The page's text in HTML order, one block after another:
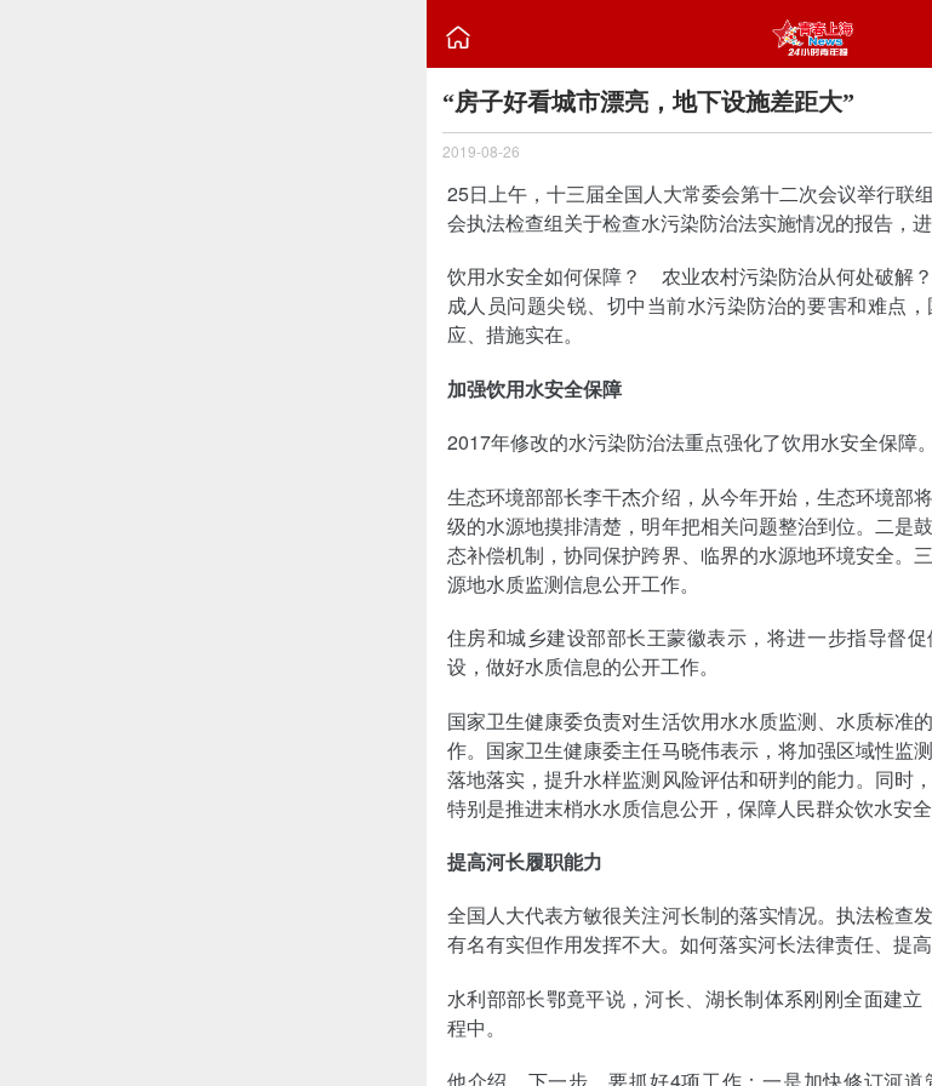

“房子好看城市漂亮，地下设施差距大”
2019-08-26
25日上午，十三届全国人大常委会第十二次会议举行联
会执法检查组关于检查水污染防治法实施情况的报告，进
饮用水安全如何保障？ 农业农村污染防治从何处破解
成人员问题尖锐、切中当前水污染防治的要害和难点
应、措施实在。
加强饮用水安全保障
2017年修改的水污染防治法重点强化了饮用水安全保障。
生态环境部部长李干杰介绍，从今年开始，生态环境部
级的水源地摸排清楚，明年把相关问题整治到位。二是
态补偿机制，协同保护跨界、临界的水源地环境安全。
源地水质监测信息公开工作。
住房和城乡建设部部长王蒙徽表示，将进一步指导督
设，做好水质信息的公开工作。
国家卫生健康委负责对生活饮用水水质监测、水质标准
作。国家卫生健康委主任马晓伟表示，将加强区域性监
落地落实，提升水样监测风险评估和研判的能力。同时
特别是推进末梢水水质信息公开，保障人民群众饮水安全
提高河长履职能力
全国人大代表方敏很关注河长制的落实情况。执法检查
有名有实但作用发挥不大。如何落实河长法律责任、提
水利部部长鄂竟平说，河长、湖长制体系刚刚全面建立
程中。